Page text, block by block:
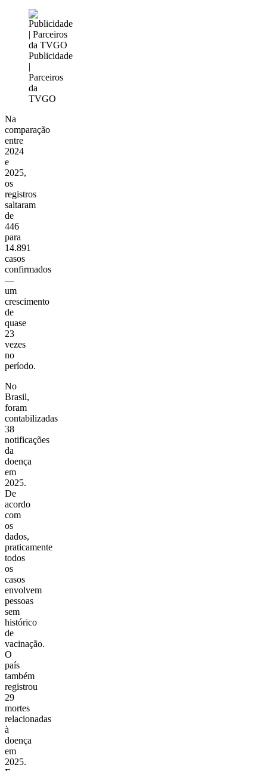
Publicidade
|
Parceiros
da
TVGO
Na
comparação
entre
2024
e
2025,
os
registros
saltaram
de
446
para
14.891
casos
confirmados
—
um
crescimento
de
quase
23
vezes
no
período.
No
Brasil,
foram
contabilizadas
38
notificações
da
doença
em
2025.
De
acordo
com
os
dados,
praticamente
todos
os
casos
envolvem
pessoas
sem
histórico
de
vacinação.
O
país
também
registrou
29
mortes
relacionadas
à
doença
em
2025.